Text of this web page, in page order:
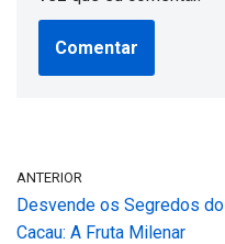
ANTERIOR
Desvende os Segredos do
Cacau: A Fruta Milenar